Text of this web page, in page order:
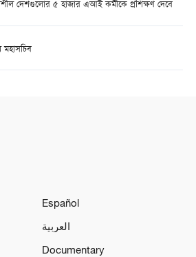
দেশগুলোর ৫ হাজার এআই কর্মীকে প্রশিক্ষণ দেবে
Español
العربية
Documentary